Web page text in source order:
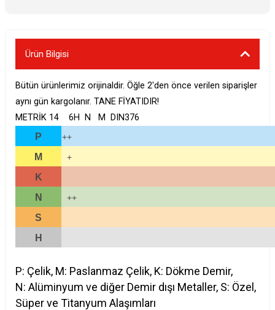
Ürün Bilgisi
Bütün ürünlerimiz orijinaldir. Öğle 2'den önce verilen siparişler
aynı gün kargolanır. TANE FİYATIDIR!
METRİK 14 6H N M DIN376
P
++
M +
K
N
++
S
H
P: Çelik, M: Paslanmaz Çelik, K: Dökme Demir,
N: Alüminyum ve diğer Demir dışı Metaller, S: Özel,
Süper ve Titanyum Alaşımları